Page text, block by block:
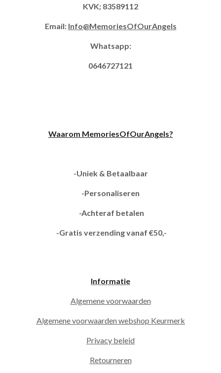
KVK; 83589112
Email: Info@MemoriesOfOurAngels
Whatsapp:
0646727121
Waarom MemoriesOfOurAngels?
-Uniek & Betaalbaar
-Personaliseren
-Achteraf betalen
-Gratis verzending vanaf €50,-
Informatie
Algemene voorwaarden
Algemene voorwaarden webshop Keurmerk
Privacy beleid
Retourneren